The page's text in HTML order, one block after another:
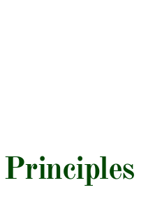
Principles